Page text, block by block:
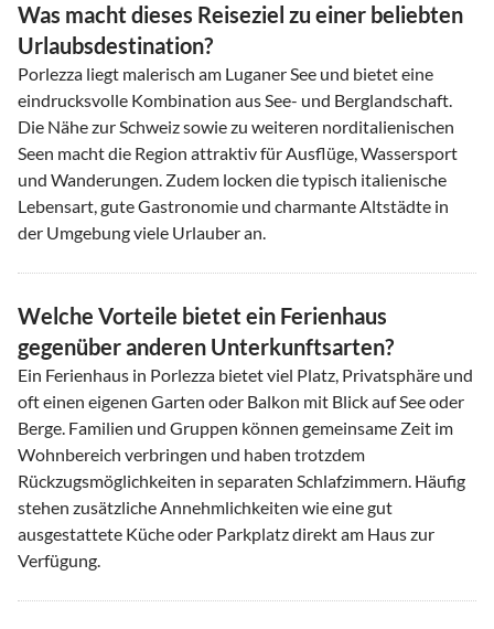
Was macht dieses Reiseziel zu einer beliebten
Urlaubsdestination?
Porlezza liegt malerisch am Luganer See und bietet eine
eindrucksvolle Kombination aus See- und Berglandschaft.
Die Nähe zur Schweiz sowie zu weiteren norditalienischen
Seen macht die Region attraktiv für Ausflüge, Wassersport
und Wanderungen. Zudem locken die typisch italienische
Lebensart, gute Gastronomie und charmante Altstädte in
der Umgebung viele Urlauber an.
Welche Vorteile bietet ein Ferienhaus
gegenüber anderen Unterkunftsarten?
Ein Ferienhaus in Porlezza bietet viel Platz, Privatsphäre und
oft einen eigenen Garten oder Balkon mit Blick auf See oder
Berge. Familien und Gruppen können gemeinsame Zeit im
Wohnbereich verbringen und haben trotzdem
Rückzugsmöglichkeiten in separaten Schlafzimmern. Häufig
stehen zusätzliche Annehmlichkeiten wie eine gut
ausgestattete Küche oder Parkplatz direkt am Haus zur
Verfügung.